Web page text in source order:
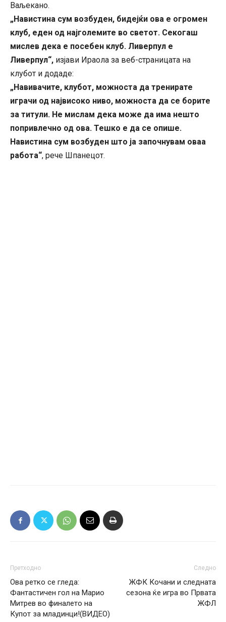
Ваљекано.
„Навистина сум возбуден, бидејќи ова е огромен
клуб, еден од најголемите во светот. Секогаш
мислев дека е посебен клуб. Ливерпул е
Ливерпул“, изјави Ираола за веб-страницата на
клубот и додаде:
„Навивачите, клубот, можноста да тренирате
играчи од највисоко ниво, можноста да се борите
за титули. Не мислам дека може да има нешто
попривлечно од ова. Тешко е да се опише.
Навистина сум возбуден што ја започнувам оваа
работа“, рече Шпанецот.
Претходно
Ова ретко се гледа:
Фантастичен гол на Марио
Митрев во финалето на
Купот за младинци!(ВИДЕО)
Следно
ЖФК Кочани и следната
сезона ќе игра во Првата
ЖФЛ